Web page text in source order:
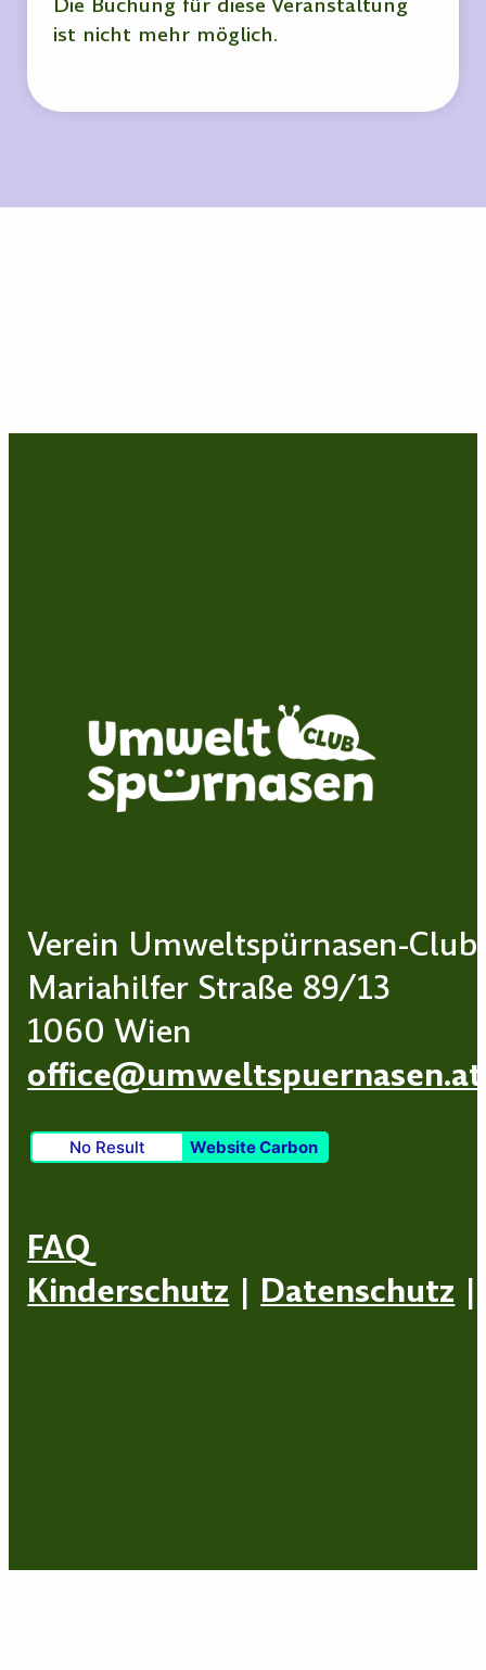
ist nicht mehr möglich.
Verein Umweltspürnasen-Club
Mariahilfer Straße 89/13
1060 Wien
office@umweltspuernasen.at
No Result Website Carbon
FAQ
Kinderschutz | Datenschutz |